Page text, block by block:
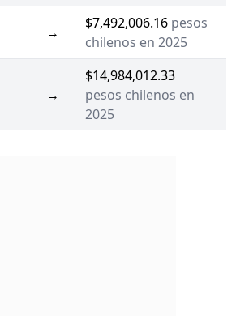
→
$7,492,006.16 pesos
chilenos en 2025
→
$14,984,012.33
pesos chilenos en
2025